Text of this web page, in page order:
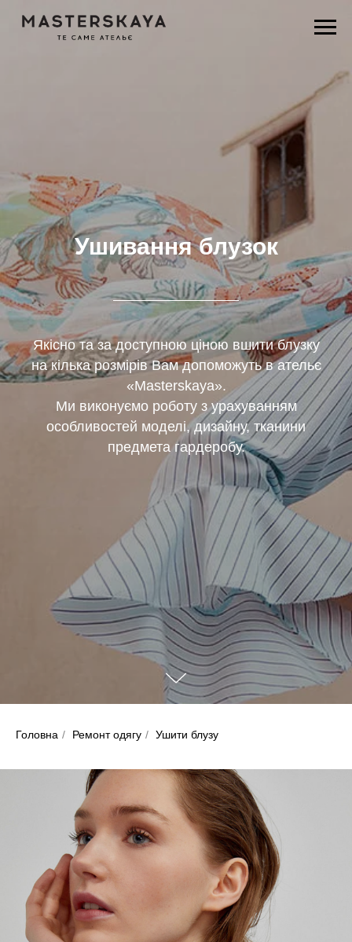
Ушивання блузок
Якісно та за доступною ціною вшити блузку
на кілька розмірів Вам допоможуть в ательє
«Masterskaya».
Ми виконуємо роботу з урахуванням
особливостей моделі, дизайну, тканини
предмета гардеробу.
Головна / Ремонт одягу / Ушити блузу